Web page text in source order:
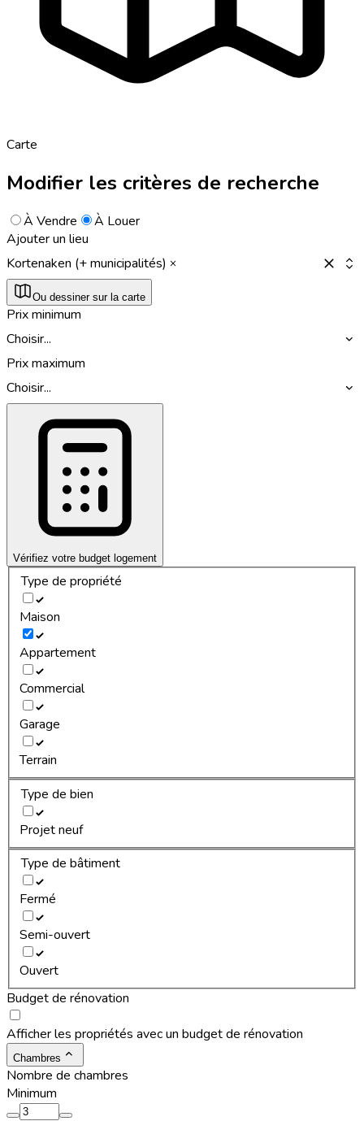
Carte
Modifier les critères de recherche
À Vendre
À Louer
Ajouter un lieu
Kortenaken (+ municipalités)
Ou dessiner sur la carte
Prix minimum
Choisir...
Prix maximum
Choisir...
Vérifiez votre budget logement
Type de propriété
Maison
Appartement
Commercial
Garage
Terrain
Type de bien
Projet neuf
Type de bâtiment
Fermé
Semi-ouvert
Ouvert
Budget de rénovation
Afficher les propriétés avec un budget de rénovation
Chambres
Nombre de chambres
Minimum